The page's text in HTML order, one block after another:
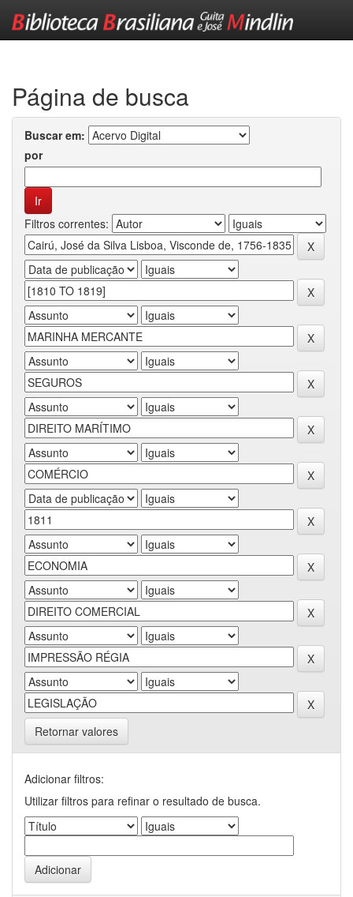
Página de busca
Buscar em:
por
Filtros correntes:
Retornar valores
Adicionar filtros:
Utilizar filtros para refinar o resultado de busca.